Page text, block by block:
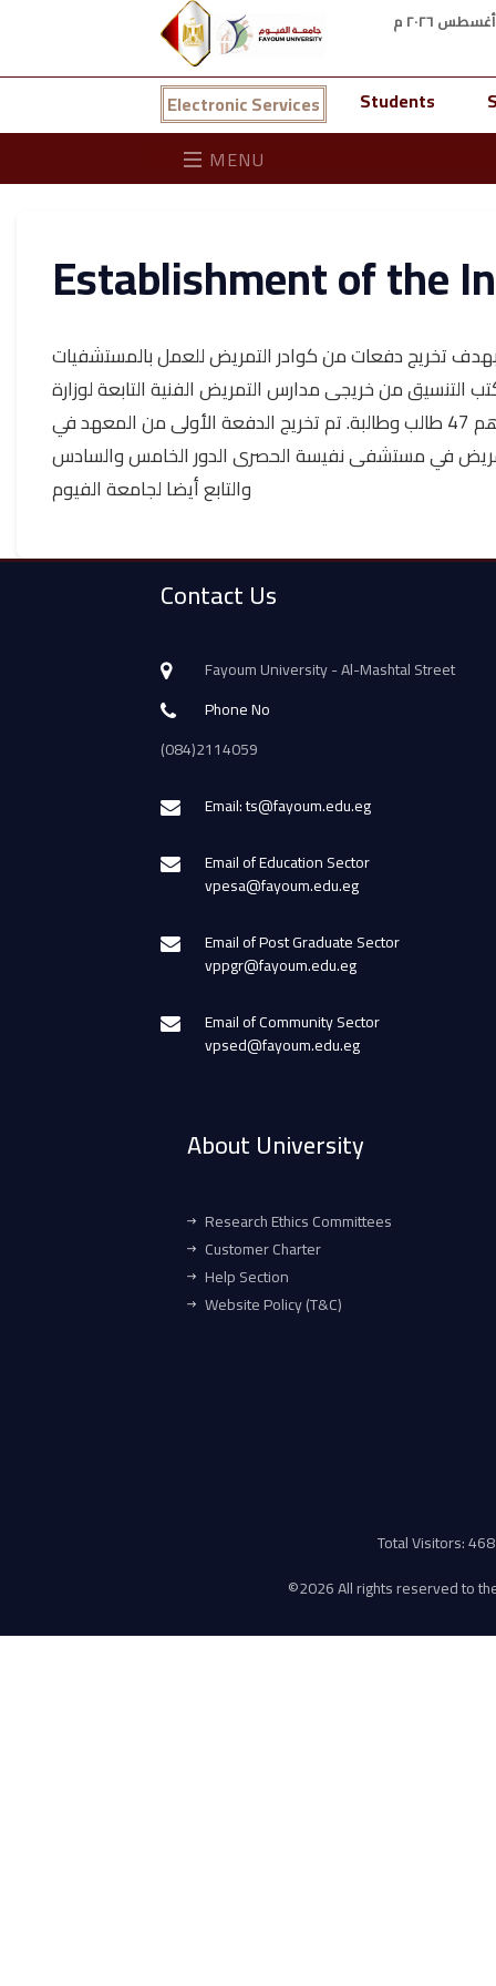
Electronic Services Students
MENU
Establishment of the
عام 1997 م طبقا للقرار الجمهوري الصادر عام 1997م بهدف تخريج دفعات من كوادر التمريض للعمل بالمستشفيات
في العام الجامعي ١٩٩7/ 1998 عن طريق مكتب التنسيق من خريجى مدارس التمريض الفنية التابعة لوزارة
الصحة و الحاصلين على الثانوية العامة شعبة (علمي علوم) وكان عددهم 47 طالب وطالبة. تم تخريج الدفعة الأولى من المعهد في
الفني للتمريض في مستشفى نفيسة الحصرى الدور الخامس والسادس
والتابع أيضا لجامعة الفيوم
Contact Us
Fayoum University - Al-Mashtal Street
Phone No
(084)2114059
Email: ts@fayoum.edu.eg
Email of Education Sector
vpesa@fayoum.edu.eg
Email of Post Graduate Sector
vppgr@fayoum.edu.eg
Email of Community Sector
vpsed@fayoum.edu.eg
About University
Research Ethics Committees
Customer Charter
Help Section
Website Policy (T&C)
Total Visitors:
©2026 All rights reserved to